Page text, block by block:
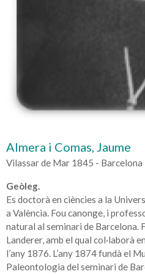
Almera i Comas, Jaume
Vilassar de Mar 1845 - Barcelona
Geòleg.
Es doctorà en ciències a la
a València. Fou canonge, i
natural al seminari de Barcelona.
Landerer, amb el qual col·laborà
l’any 1876. L’any 1874 fundà el
Paleontologia del seminari de